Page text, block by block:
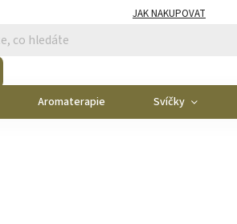
JAK NAKUPOVAT
Aromaterapie Svíčky